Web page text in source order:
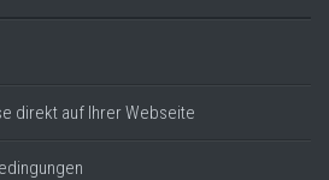
direkt auf Ihrer Webseite